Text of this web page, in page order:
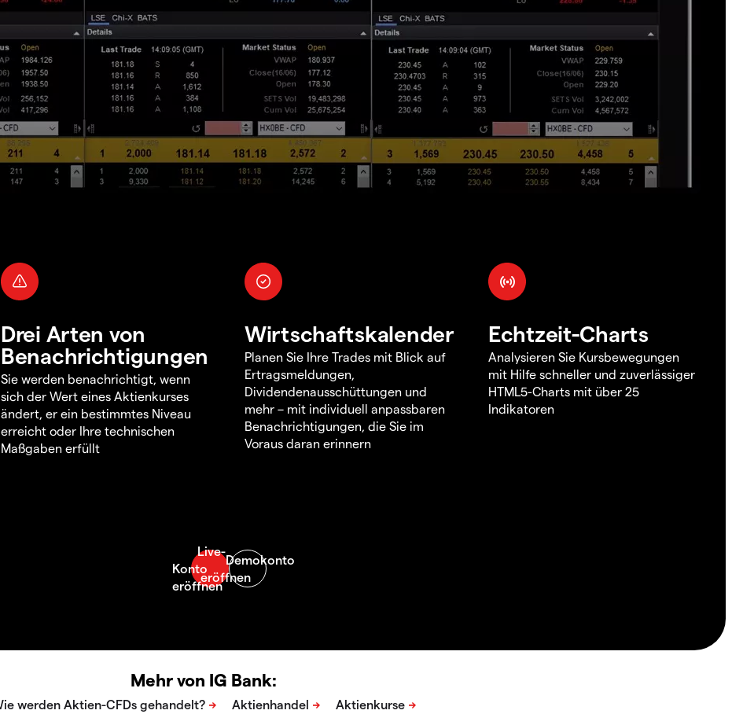
Drei Arten von
Benachrichtigungen
Sie werden benachrichtigt, wenn
sich der Wert eines Aktienkurses
ändert, er ein bestimmtes Niveau
erreicht oder Ihre technischen
Maßgaben erfüllt
Wirtschaftskalender
Planen Sie Ihre Trades mit Blick auf
Ertragsmeldungen,
Dividendenausschüttungen und
mehr – mit individuell anpassbaren
Benachrichtigungen, die Sie im
Voraus daran erinnern
Echtzeit-Charts
Analysieren Sie Kursbewegungen
mit Hilfe schneller und zuverlässiger
HTML5-Charts mit über 25
Indikatoren
Mehr von IG Bank: